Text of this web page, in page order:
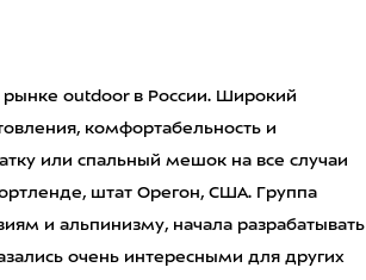
outdoor в России. Широкий
комфортабельность и
или спальный мешок на все случаи
штат Орегон, США. Группа
и альпинизму, начала разрабатывать
очень интересными для других